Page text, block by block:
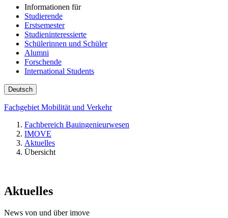
Informationen für
Studierende
Erstsemester
Studieninteressierte
Schülerinnen und Schüler
Alumni
Forschende
International Students
Deutsch
Fachgebiet Mobilität und Verkehr
Fachbereich Bauingenieurwesen
IMOVE
Aktuelles
Übersicht
Aktuelles
News von und über imove